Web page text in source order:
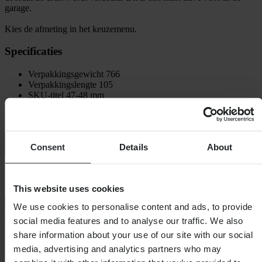
Consent Details About
This website uses cookies
We use cookies to personalise content and ads, to provide
social media features and to analyse our traffic. We also
share information about your use of our site with our social
media, advertising and analytics partners who may
garage.
Kies de afmeting in het keuzemenu.
Specificaties
Verpakkingsgewicht 766
Verpakkingslengte 105
SKU-titel 47-48 mm
Veiligheidsinformatie
4.76van de 5